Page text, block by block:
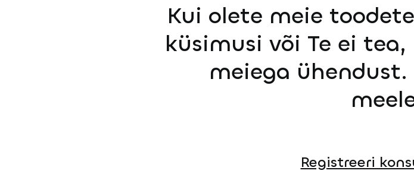
Kui olete meie
küsimusi või Te ei
meiega
Registreeri